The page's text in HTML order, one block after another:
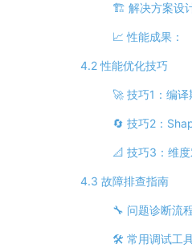
🏗️ 解决方案设
📈 性能成果：
4.2 性能优化技巧
🚀 技巧1：编
🔄 技巧2：
📐 技巧3：维
4.3 故障排查指南
🔧 问题诊断流
🛠️ 常用调试工具